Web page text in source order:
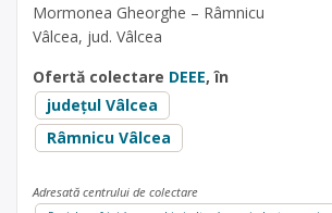
Mormonea Gheorghe – Râmnicu
Vâlcea, jud. Vâlcea
Ofertă colectare DEEE, în
județul Vâlcea
Râmnicu Vâlcea
Adresată centrului de colectare